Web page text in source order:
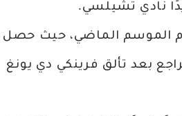
نادي تشيلسي.
الموسم الماضي، حيث حصل
بعد تألق فرينكي دي يونغ